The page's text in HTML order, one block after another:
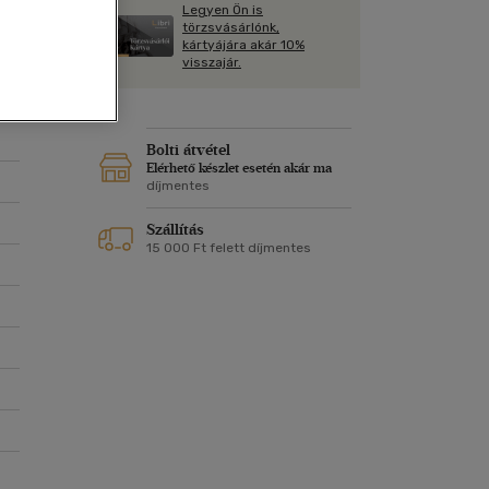
Kártya
Képeslap
Naptár
Legyen Ön is
törzsvásárlónk,
kártyájára akár 10%
visszajár.
Bolti átvétel
Elérhető készlet esetén akár ma
díjmentes
Szállítás
15 000 Ft felett díjmentes